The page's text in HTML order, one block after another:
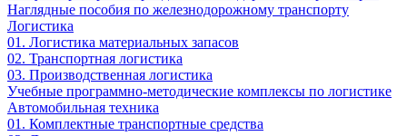
Наглядные пособия по железнодорожному транспорту
Логистика
01. Логистика материальных запасов
02. Транспортная логистика
03. Производственная логистика
Учебные программно-методические комплексы по логистике
Автомобильная техника
01. Комплектные транспортные средства